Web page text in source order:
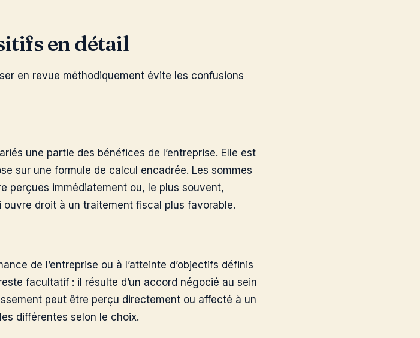
en détail
en revue méthodiquement évite les confusions
une partie des bénéfices de l’entreprise. Elle est
sur une formule de calcul encadrée. Les sommes
perçues immédiatement ou, le plus souvent,
ouvre droit à un traitement fiscal plus favorable.
de l’entreprise ou à l’atteinte d’objectifs définis
facultatif : il résulte d’un accord négocié au sein
peut être perçu directement ou affecté à un
différentes selon le choix.